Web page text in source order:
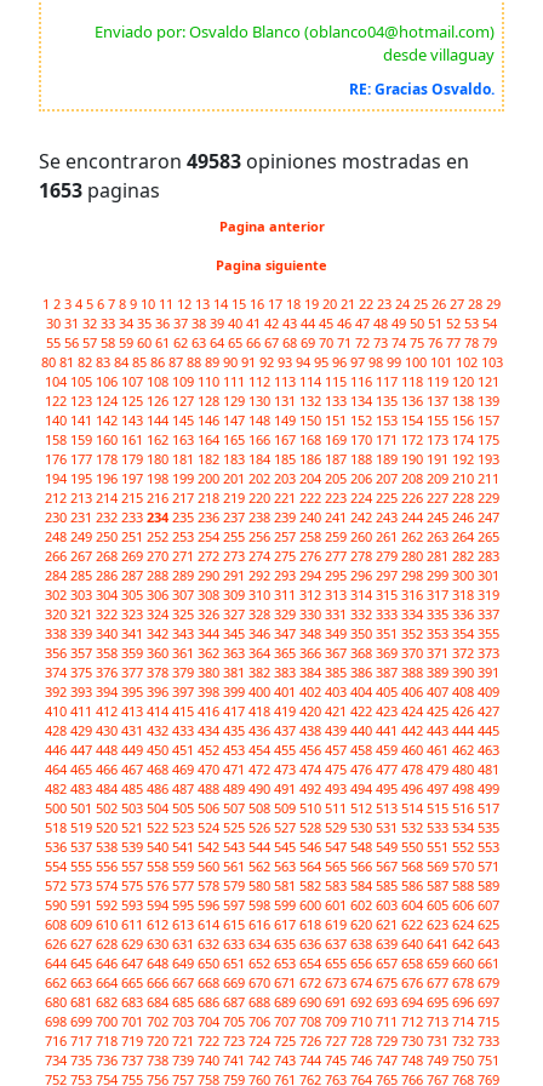
Enviado por: Osvaldo Blanco (oblanco04@hotmail.com)
desde villaguay
RE: Gracias Osvaldo.
Se encontraron 49583 opiniones mostradas en
1653 paginas
Pagina anterior
Pagina siguiente
1 2 3 4 5 6 7 8 9 10 11 12 13 14 15 16 17 18 19 20 21 22 23 24 25 26 27 28 29
30 31 32 33 34 35 36 37 38 39 40 41 42 43 44 45 46 47 48 49 50 51 52 53 54
55 56 57 58 59 60 61 62 63 64 65 66 67 68 69 70 71 72 73 74 75 76 77 78 79
80 81 82 83 84 85 86 87 88 89 90 91 92 93 94 95 96 97 98 99 100 101 102 103
104 105 106 107 108 109 110 111 112 113 114 115 116 117 118 119 120 121
122 123 124 125 126 127 128 129 130 131 132 133 134 135 136 137 138 139
140 141 142 143 144 145 146 147 148 149 150 151 152 153 154 155 156 157
158 159 160 161 162 163 164 165 166 167 168 169 170 171 172 173 174 175
176 177 178 179 180 181 182 183 184 185 186 187 188 189 190 191 192 193
194 195 196 197 198 199 200 201 202 203 204 205 206 207 208 209 210 211
212 213 214 215 216 217 218 219 220 221 222 223 224 225 226 227 228 229
230 231 232 233 234235 236 237 238 239 240 241 242 243 244 245 246 247
248 249 250 251 252 253 254 255 256 257 258 259 260 261 262 263 264 265
266 267 268 269 270 271 272 273 274 275 276 277 278 279 280 281 282 283
284 285 286 287 288 289 290 291 292 293 294 295 296 297 298 299 300 301
302 303 304 305 306 307 308 309 310 311 312 313 314 315 316 317 318 319
320 321 322 323 324 325 326 327 328 329 330 331 332 333 334 335 336 337
338 339 340 341 342 343 344 345 346 347 348 349 350 351 352 353 354 355
356 357 358 359 360 361 362 363 364 365 366 367 368 369 370 371 372 373
374 375 376 377 378 379 380 381 382 383 384 385 386 387 388 389 390 391
392 393 394 395 396 397 398 399 400 401 402 403 404 405 406 407 408 409
410 411 412 413 414 415 416 417 418 419 420 421 422 423 424 425 426 427
428 429 430 431 432 433 434 435 436 437 438 439 440 441 442 443 444 445
446 447 448 449 450 451 452 453 454 455 456 457 458 459 460 461 462 463
464 465 466 467 468 469 470 471 472 473 474 475 476 477 478 479 480 481
482 483 484 485 486 487 488 489 490 491 492 493 494 495 496 497 498 499
500 501 502 503 504 505 506 507 508 509 510 511 512 513 514 515 516 517
518 519 520 521 522 523 524 525 526 527 528 529 530 531 532 533 534 535
536 537 538 539 540 541 542 543 544 545 546 547 548 549 550 551 552 553
554 555 556 557 558 559 560 561 562 563 564 565 566 567 568 569 570 571
572 573 574 575 576 577 578 579 580 581 582 583 584 585 586 587 588 589
590 591 592 593 594 595 596 597 598 599 600 601 602 603 604 605 606 607
608 609 610 611 612 613 614 615 616 617 618 619 620 621 622 623 624 625
626 627 628 629 630 631 632 633 634 635 636 637 638 639 640 641 642 643
644 645 646 647 648 649 650 651 652 653 654 655 656 657 658 659 660 661
662 663 664 665 666 667 668 669 670 671 672 673 674 675 676 677 678 679
680 681 682 683 684 685 686 687 688 689 690 691 692 693 694 695 696 697
698 699 700 701 702 703 704 705 706 707 708 709 710 711 712 713 714 715
716 717 718 719 720 721 722 723 724 725 726 727 728 729 730 731 732 733
734 735 736 737 738 739 740 741 742 743 744 745 746 747 748 749 750 751
752 753 754 755 756 757 758 759 760 761 762 763 764 765 766 767 768 769